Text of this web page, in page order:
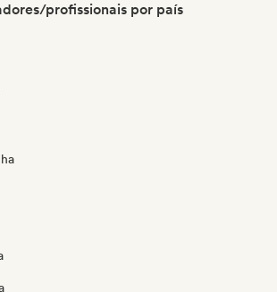
profissionais por país